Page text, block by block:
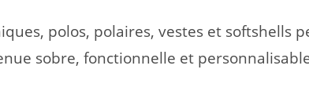
polos, polaires, vestes et softshells
sobre, fonctionnelle et